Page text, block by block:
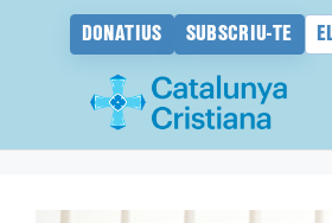
DONATIUS SUBSCRIU-TE